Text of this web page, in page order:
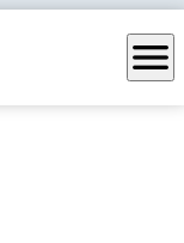
menu